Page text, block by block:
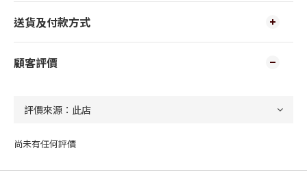
送貨及付款方式
顧客評價
尚未有任何評價